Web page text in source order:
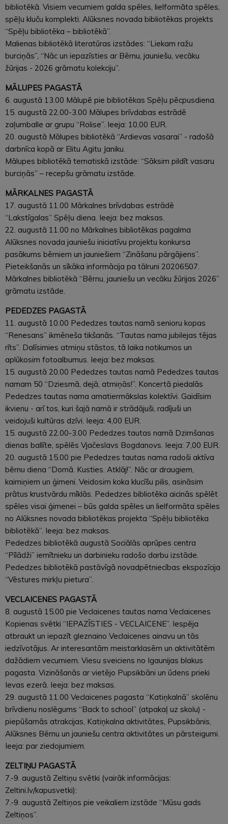
bibliotēkā. Visiem vecumiem galda spēles, lielformāta spēles,
spēļu kluču komplekti. Alūksnes novada bibliotēkas projekts
“Spēļu bibliotēka – bibliotēkā”.
Malienas bibliotēkā literatūras izstādes: “Liekam ražu
burciņās”, “Nāc un iepazīsties ar Bērnu, jauniešu, vecāku
žūrijas - 2026 grāmatu kolekciju”.
MĀLUPES PAGASTĀ
6. augustā 13.00 Mālupē pie bibliotēkas Spēļu pēcpusdiena.
15. augustā 22.00-3.00 Mālupes brīvdabas estrādē
zaļumballe ar grupu “Rolise”. Ieeja: 10,00 EUR.
20. augustā Mālupes bibliotēkā “Ardievas vasarai” - radošā
darbnīca kopā ar Elitu Agitu Janiku.
Mālupes bibliotēkā tematiskā izstāde: “Sāksim pildīt vasaru
burciņās” – recepšu grāmatu izstāde.
MĀRKALNES PAGASTĀ
17. augustā 11.00 Mārkalnes brīvdabas estrādē
“Lakstīgalas” Spēļu diena. Ieeja: bez maksas.
22. augustā 11.00 no Mārkalnes bibliotēkas pagalma
Alūksnes novada jauniešu iniciatīvu projektu konkursa
pasākums bērniem un jauniešiem “Zināšanu pārgājiens”.
Pieteikšanās un sīkāka informācija pa tālruni 20206507.
Mārkalnes bibliotēkā “Bērnu, jauniešu un vecāku žūrijas 2026”
grāmatu izstāde.
PEDEDZES PAGASTĀ
11. augustā 10.00 Pededzes tautas namā senioru kopas
“Renesans” ikmēneša tikšanās. “Tautas nama jubilejas tējas
rīts”. Dalīsimies atmiņu stāstos, tā laika notikumos un
aplūkosim fotoalbumus. Ieeja: bez maksas.
15. augustā 20.00 Pededzes tautas namā Pededzes tautas
namam 50 “Dziesmā, dejā, atmiņās!”. Koncertā piedalās
Pededzes tautas nama amatiermākslas kolektīvi. Gaidīsim
ikvienu - arī tos, kuri šajā namā ir strādājuši, radījuši un
veidojuši kultūras dzīvi. Ieeja: 4,00 EUR.
15. augustā 22.00-3.00 Pededzes tautas namā Dzimšanas
dienas ballīte, spēlēs Vjačeslavs Bogdanovs. Ieeja: 7,00 EUR.
20. augustā 15.00 pie Pededzes tautas nama radoši aktīva
bērnu diena “Domā. Kusties. Atklāj!”. Nāc ar draugiem,
kaimiņiem un ģimeni. Veidosim koka klucīšu pilis, asināsim
prātus krustvārdu mīklās. Pededzes bibliotēka aicinās spēlēt
spēles visai ģimenei – būs galda spēles un lielformāta spēles
no Alūksnes novada bibliotēkas projekta “Spēļu bibliotēka
bibliotēkā”. Ieeja: bez maksas.
Pededzes bibliotēkā augustā Sociālās aprūpes centra
“Pīlādži” iemītnieku un darbinieku radošo darbu izstāde.
Pededzes bibliotēkā pastāvīgā novadpētniecības ekspozīcija
“Vēstures mirkļu pietura”.
VECLAICENES PAGASTĀ
8. augustā 15.00 pie Veclaicenes tautas nama Veclaicenes
Kopienas svētki “IEPAZĪSTIES - VECLAICENE”. Iespēja
atbraukt un iepazīt gleznaino Veclaicenes ainavu un tās
iedzīvotājus. Ar interesantām meistarklasēm un aktivitātēm
dažādiem vecumiem. Viesu sveiciens no Igaunijas blakus
pagasta. Vizināšanās ar vietējo Pupsikbāni un ūdens prieki
Ievas ezerā. Ieeja: bez maksas.
29. augustā 11.00 Veclaicenes pagasta “Katiņkalnā” skolēnu
brīvdienu noslēgums “Back to school” (atpakaļ uz skolu) -
piepūšamās atrakcijas, Katiņkalna aktivitātes, Pupsikbānis,
Alūksnes Bērnu un jauniešu centra aktivitātes un pārsteigumi.
Ieeja: par ziedojumiem.
ZELTIŅU PAGASTĀ
7.-9. augustā Zeltiņu svētki (vairāk informācijas:
Zeltini.lv/kapusvetki):
7.-9. augustā Zeltiņos pie veikaliem izstāde “Mūsu gads
Zeltiņos”.